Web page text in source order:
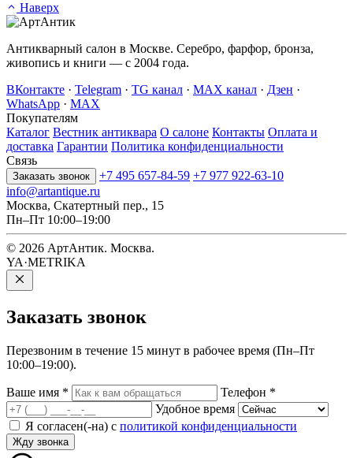
Наверх
Антикварный салон в Москве. Серебро, фарфор, бронза,
живопись и книги — с 2004 года.
ВКонтакте · Telegram · TG канал · MAX канал · Дзен ·
WhatsApp · MAX
Покупателям
Каталог Вестник антиквара О салоне Контакты Оплата и
доставка Гарантии Политика конфиденциальности
Связь
Заказать звонок +7 495 657-84-59 +7 977 922-63-10
info@artantique.ru
Москва, Скатертный пер., 15
Пн–Пт 10:00–19:00
© 2026 АртАнтик. Москва.
YA·METRIKA
Заказать звонок
Перезвоним в течение 15 минут в рабочее время (Пн–Пт
10:00–19:00).
Ваше имя * Телефон *
Удобное время
Я согласен(-на) с политикой конфиденциальности
Жду звонка